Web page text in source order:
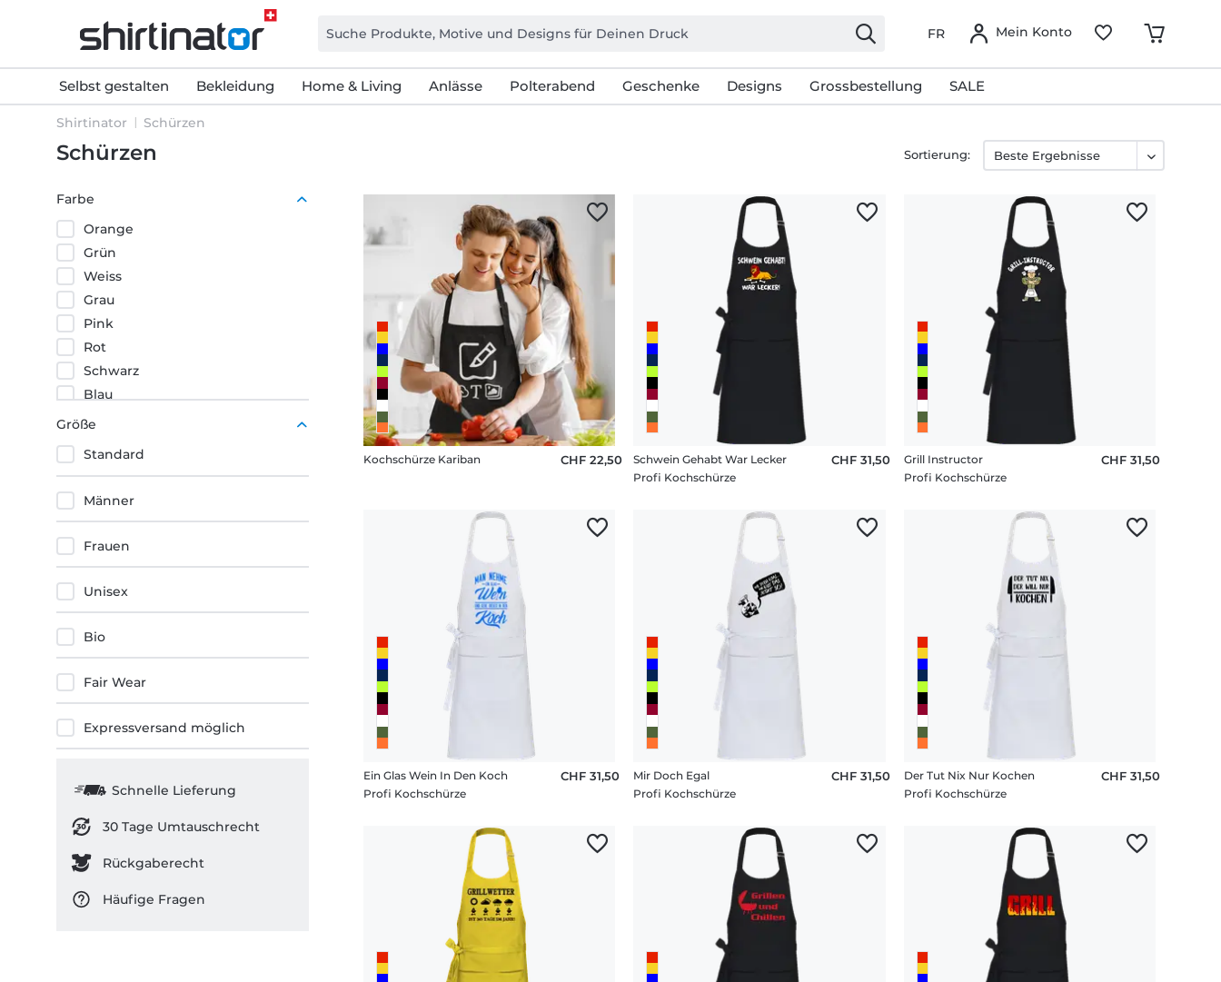
FR Mein Konto
Selbst gestalten Bekleidung Home & Living Anlässe Polterabend Geschenke Designs Grossbestellung SALE
Shirtinator Schürzen
Schürzen
Farbe
Orange
Grün
Weiss
Grau
Pink
Rot
Schwarz
Blau
Gelb
Größe
Standard
Männer
Frauen
Unisex
Bio
Fair Wear
Expressversand möglich
Schnelle Lieferung
30 Tage Umtauschrecht
Rückgaberecht
Häufige Fragen
Sortierung:
Kochschürze Kariban CHF 22,50
Schwein Gehabt War Lecker
Profi Kochschürze
CHF 31,50
Grill Instructor
Profi Kochschürze
CHF 31,50
Ein Glas Wein In Den Koch
Profi Kochschürze
CHF 31,50
Mir Doch Egal
Profi Kochschürze
CHF 31,50
Der Tut Nix Nur Kochen
Profi Kochschürze
CHF 31,50